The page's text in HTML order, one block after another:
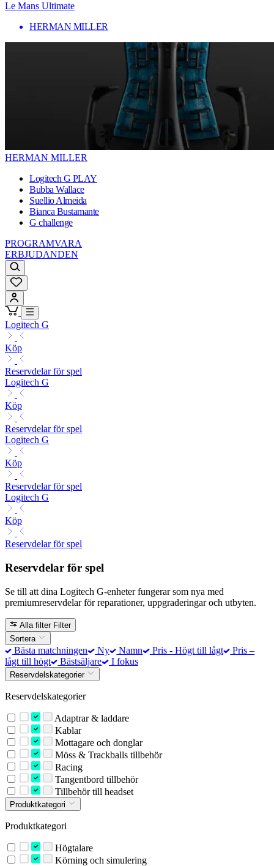
Le Mans Ultimate
HERMAN MILLER
HERMAN MILLER
Logitech G PLAY
Bubba Wallace
Suellio Almeida
Bianca Bustamante
G challenge
PROGRAMVARA
ERBJUDANDEN
Logitech G
Köp
Reservdelar för spel
Logitech G
Köp
Reservdelar för spel
Logitech G
Köp
Reservdelar för spel
Logitech G
Köp
Reservdelar för spel
Reservdelar för spel
Se till att dina Logitech G-enheter fungerar som nya med
premiumreservdelar för reparationer, uppgraderingar och utbyten.
Alla filter Filter
Sortera
Bästa matchningen Ny Namn Pris - Högt till lågt
Pris –
lågt till högt
Bästsäljare I fokus
Reservdelskategorier
Reservdelskategorier
Adaptrar & laddare
Kablar
Mottagare och donglar
Möss & Trackballs tillbehör
Racing
Tangentbord tillbehör
Tillbehör till headset
Produktkategori
Produktkategori
Högtalare
Körning och simulering